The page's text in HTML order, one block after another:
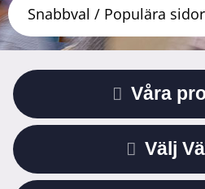
Våra
Välj